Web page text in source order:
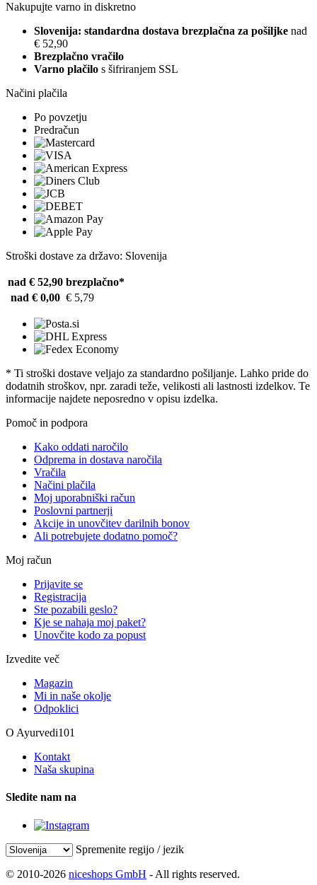
Nakupujte varno in diskretno
Slovenija: standardna dostava brezplačna za pošiljke nad
€ 52,90
Brezplačno vračilo
Varno plačilo s šifriranjem SSL
Načini plačila
Po povzetju
Predračun
Stroški dostave za državo: Slovenija
nad € 52,90 brezplačno*
nad € 0,00 € 5,79
* Ti stroški dostave veljajo za standardno pošiljanje. Lahko pride do
dodatnih stroškov, npr. zaradi teže, velikosti ali lastnosti izdelkov. Te
informacije najdete neposredno v opisu izdelka.
Pomoč in podpora
Kako oddati naročilo
Odprema in dostava naročila
Vračila
Načini plačila
Moj uporabniški račun
Poslovni partnerji
Akcije in unovčitev darilnih bonov
Ali potrebujete dodatno pomoč?
Moj račun
Prijavite se
Registracija
Ste pozabili geslo?
Kje se nahaja moj paket?
Unovčite kodo za popust
Izvedite več
Magazin
Mi in naše okolje
Odpoklici
O Ayurvedi101
Kontakt
Naša skupina
Sledite nam na
Spremenite regijo / jezik
© 2010-2026 niceshops GmbH - All rights reserved.